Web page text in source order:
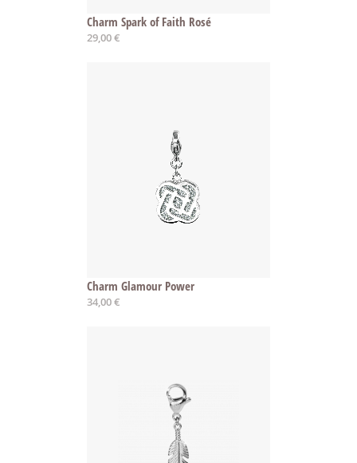
Charm Spark of Faith Rosé
29,00 €
Charm Glamour Power
34,00 €